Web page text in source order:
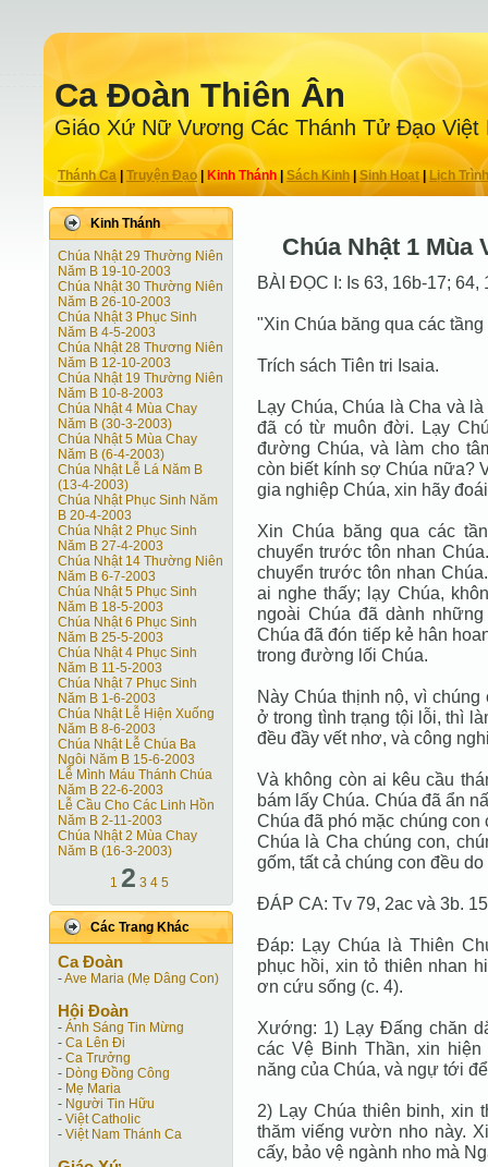
Ca Ðoàn Thiên Ân
Giáo Xứ Nữ Vương Các Thánh Tử Ðạo Việt
Thánh Ca Truyện Ðạo| Kinh Thánh Sách Kinh|Sinh Hoạt| Lịch Trình
Kinh Thánh
Chúa Nhật 29 Thường Niên
Năm B 19-10-2003
Chúa Nhật 30 Thường Niên
Năm B 26-10-2003
Chúa Nhật 3 Phục Sinh
Năm B 4-5-2003
Chúa Nhật 28 Thương Niên
Năm B 12-10-2003
Chúa Nhật 19 Thường Niên
Năm B 10-8-2003
Chúa Nhật 4 Mùa Chay
Năm B (30-3-2003)
Chúa Nhật 5 Mùa Chay
Năm B (6-4-2003)
Chúa Nhật Lễ Lá Năm B
(13-4-2003)
Chúa Nhật Phục Sinh Năm
B 20-4-2003
Chúa Nhật 2 Phục Sinh
Năm B 27-4-2003
Chúa Nhật 14 Thường Niên
Năm B 6-7-2003
Chúa Nhật 5 Phục Sinh
Năm B 18-5-2003
Chúa Nhật 6 Phục Sinh
Năm B 25-5-2003
Chúa Nhật 4 Phục Sinh
Năm B 11-5-2003
Chúa Nhật 7 Phục Sinh
Năm B 1-6-2003
Chúa Nhật Lễ Hiện Xuống
Năm B 8-6-2003
Chúa Nhật Lễ Chúa Ba
Ngôi Năm B 15-6-2003
Lễ Mình Máu Thánh Chúa
Năm B 22-6-2003
Lễ Cầu Cho Các Linh Hồn
Năm B 2-11-2003
Chúa Nhật 2 Mùa Chay
Năm B (16-3-2003)
1 2 3 4 5
Các Trang Khác
Ca Ðoàn
-Ave Maria (Mẹ Dâng Con)
Hội Ðoàn
- Ánh Sáng Tin Mừng
- Ca Lên Đi
- Ca Trưởng
- Dòng Đồng Công
- Mẹ Maria
- Người Tin Hữu
- Việt Catholic
- Việt Nam Thánh Ca
Chúa Nhật 1 Mùa
BÀI ĐỌC I: Is 63, 16b-17; 64,
"Xin Chúa băng qua các
Trích sách Tiên tri Isaia.
Lạy Chúa, Chúa là Cha và
đã có từ muôn đời. Lạy
đường Chúa, và làm cho
còn biết kính sợ Chúa nữa?
gia nghiệp Chúa, xin hãy
Xin Chúa băng qua các
chuyển trước tôn nhan
chuyển trước tôn nhan
ai nghe thấy; lạy Chúa,
ngoài Chúa đã dành
Chúa đã đón tiếp kẻ hân
trong đường lối Chúa.
Này Chúa thịnh nộ, vì
ở trong tình trạng tội lỗi, thì
đều đầy vết nhơ, và công
Và không còn ai kêu cầu
bám lấy Chúa. Chúa đã ẩn
Chúa đã phó mặc chúng
Chúa là Cha chúng con,
gốm, tất cả chúng con đều
ĐÁP CA: Tv 79, 2ac và 3b.
Đáp: Lạy Chúa là Thiên
phục hồi, xin tỏ thiên nhan
ơn cứu sống (c. 4).
Xướng: 1) Lạy Đấng chăn
các Vệ Binh Thần, xin
năng của Chúa, và ngự tới
2) Lạy Chúa thiên binh,
thăm viếng vườn nho này.
cấy, bảo vệ ngành nho mà